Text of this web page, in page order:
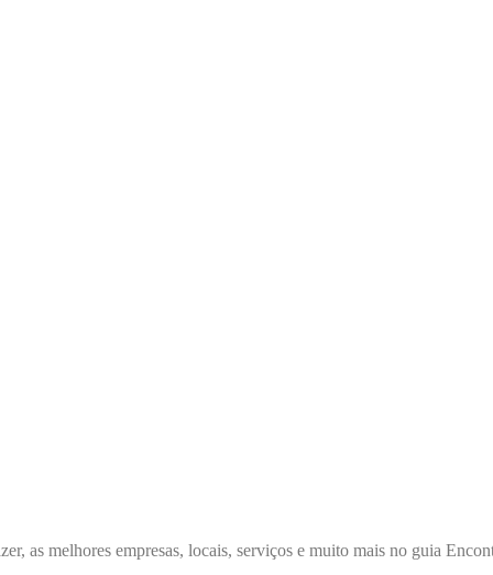
as melhores empresas, locais, serviços e muito mais no guia